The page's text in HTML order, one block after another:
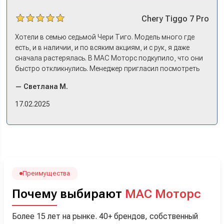
Chery Tiggo 7 Pro
Хотели в семью седьмой Чери Тиго. Модель много где
есть, и в наличии, и по всяким акциям, и с рук, я даже
сначала растерялась. В МАС Моторс подкупило, что они
быстро откликнулись. Менеджер пригласил посмотреть
примериться. Нам тут недалеко, пришли в салон - и в тот
же день купили машину! Неожиданно, но довольны! Все
менеджеру Сергею, профессионал своего дела!
— Светлана М.
17.02.2025
Преимущества
Почему выбирают МАС Моторс
Более 15 лет на рынке. 40+ брендов, собственный